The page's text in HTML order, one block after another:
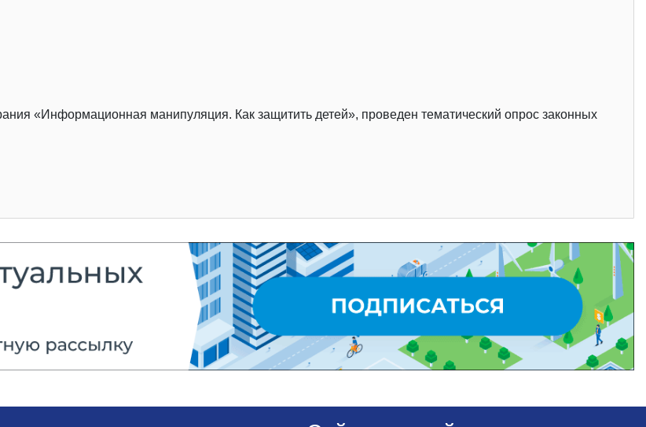
«Информационная манипуляция. Как защитить детей», проведен тематический опрос законных